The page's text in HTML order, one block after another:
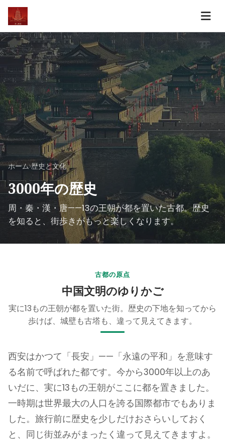
ホーム›歴史と文化
3000年の歴史
周・秦・漢・唐——13の王朝が都を置いた古都。歴史
を知ると、街歩きがもっと楽しくなります。
古都の原点
中国文明のゆりかご
実に13もの王朝が都を置いた街。歴史の下地を知ってから
歩けば、城壁も古塔も、違って見えてきます。
西安はかつて「長安」——「永遠の平和」を意味す
る名前で呼ばれた都です。今から3000年以上のあ
いだに、実に13もの王朝がここに都を置きました。
一時期は世界最大の人口を誇る国際都市でもありま
した。旅行前に歴史を少しだけおさらいしておく
と、同じ街並みがまったく違って見えてきますよ。